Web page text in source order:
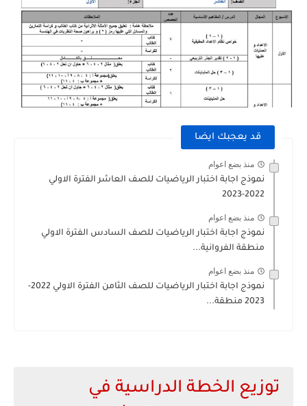
قد يعجبك ايضا
منذ بضع اعوام
نموذج اجابة اختبار الرياضيات للصف العاشر الفترة الاولي
2022-2023
منذ بضع اعوام
نموذج اجابة اختبار الرياضيات للصف السادس الفترة الاولي
منطقة الفروانية...
منذ بضع اعوام
نموذج اجابة اختبار الرياضيات للصف الثامن الفترة الاولي 2022-
2023 منطقة...
توزيع الخطة الدراسية في